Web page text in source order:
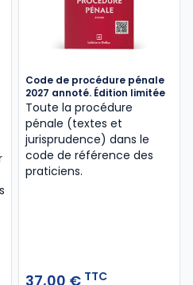
Code de procédure pénale
2027 annoté. Édition limitée
Toute la procédure
pénale (textes et
jurisprudence) dans le
code de référence des
praticiens.
37,00 € TTC